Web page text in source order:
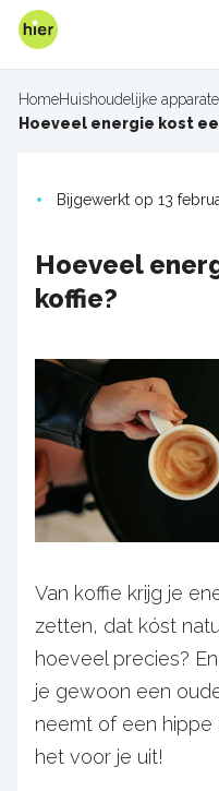
Overslaan
Kruimelpad
HomeHuishoudelijke
Bijgewerkt op 13
Hoeveel
koffie?
Van koffie krijg je
zetten, dat kóst
hoeveel precies?
je gewoon een
neemt of een hippe
het voor je uit!